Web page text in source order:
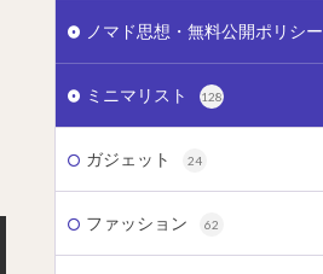
ノマド思想・無料公開ポリシー
ミニマリスト 128
ガジェット 24
ファッション 62